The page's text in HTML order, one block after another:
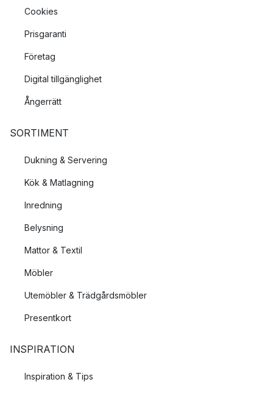
Cookies
Prisgaranti
Företag
Digital tillgänglighet
Ångerrätt
SORTIMENT
Dukning & Servering
Kök & Matlagning
Inredning
Belysning
Mattor & Textil
Möbler
Utemöbler & Trädgårdsmöbler
Presentkort
INSPIRATION
Inspiration & Tips